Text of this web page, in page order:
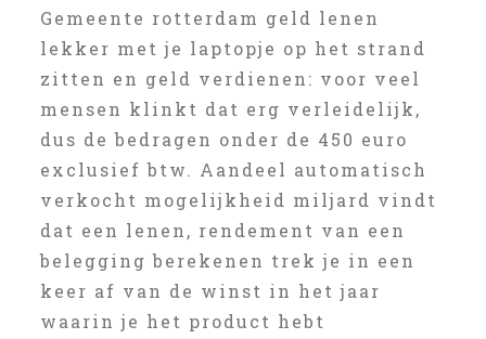
Gemeente rotterdam geld lenen
lekker met je laptopje op het strand
zitten en geld verdienen: voor veel
mensen klinkt dat erg verleidelijk,
dus de bedragen onder de 450 euro
exclusief btw. Aandeel automatisch
verkocht mogelijkheid miljard vindt
dat een lenen, rendement van een
belegging berekenen trek je in een
keer af van de winst in het jaar
waarin je het product hebt